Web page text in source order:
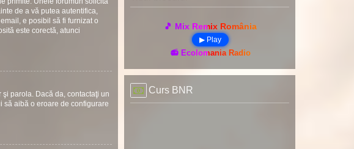
de a vă putea autentifica,
e posibil să fi furnizat o
este corectă, atunci
parola. Dacă da, contactaţi un
să aibă o eroare de configurare
🎵 Mix Remix România
▶ Play
📻 Ecolomania Radio
Curs BNR